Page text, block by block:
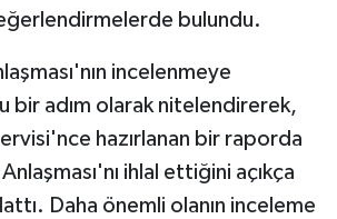
bulundu.
incelenmeye
bir adım olarak nitelendirerek,
hazırlanan bir raporda
ihlal ettiğini açıkça
Daha önemli olanın inceleme